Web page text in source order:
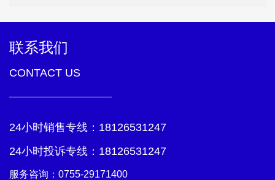
联系我们
CONTACT US
24小时销售专线： 18126531247
24小时投诉专线： 18126531247
服务咨询： 0755-29171400